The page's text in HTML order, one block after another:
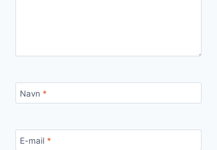
Navn *
E-mail *